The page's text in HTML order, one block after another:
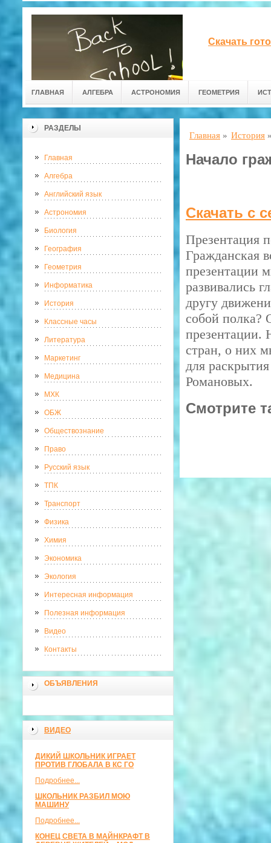
Скачать
ГЛАВНАЯ АЛГЕБРА АСТРОНОМИЯ ГЕОМЕТРИЯ
РАЗДЕЛЫ
Главная
Алгебра
Английский язык
Астрономия
Биология
География
Геометрия
Информатика
История
Классные часы
Литература
Маркетинг
Медицина
МХК
ОБЖ
Обществознание
Право
Русский язык
ТПК
Транспорт
Физика
Химия
Экономика
Экология
Интересная информация
Полезная информация
Видео
Контакты
ОБЪЯВЛЕНИЯ
ВИДЕО
ДИКИЙ ШКОЛЬНИК ИГРАЕТ
ПРОТИВ ГЛОБАЛА В КС ГО
Подробнее...
ШКОЛЬНИК РАЗБИЛ МОЮ
МАШИНУ
Подробнее...
КОНЕЦ СВЕТА В МАЙНКРАФТ В
Главная » История
Начало
Скачать с
Презентация
Гражданская
презентации
развивались
другу
собой полка?
презентации.
стран, о них
для
Романовых.
Смотрите